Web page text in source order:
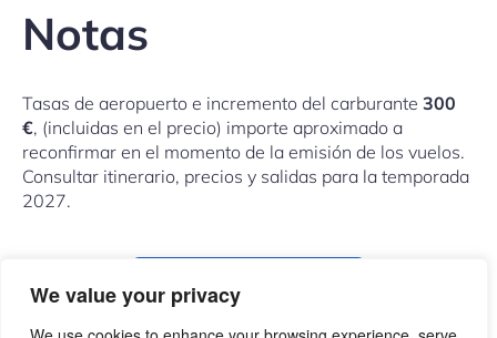
We value your privacy
Notas
Tasas de aeropuerto e incremento del carburante 300
€, (incluidas en el precio) importe aproximado a
reconfirmar en el momento de la emisión de los vuelos.
Consultar itinerario, precios y salidas para la temporada
2027.